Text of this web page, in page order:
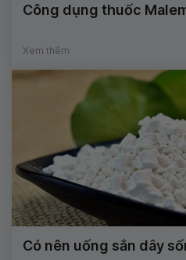
Công dụng thuốc
Xem thêm
Có nên uống sắn dây